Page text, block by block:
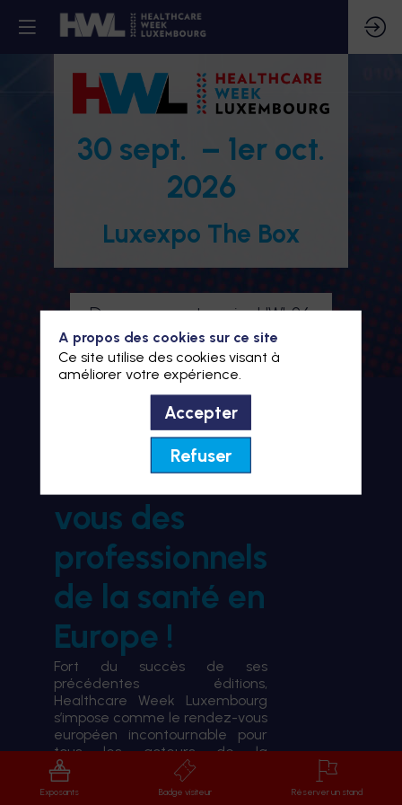
30 sept. – 1er oct.
2026
Luxexpo The Box
Devenez partenaire HWL26
Je m'inscris à HWL26
BIENVENUE À HWL26
le rendez-
vous des
professionnels
de la santé en
Europe !
Fort du succès de ses
précédentes éditions,
Healthcare Week Luxembourg
s’impose comme le rendez-vous
européen incontournable pour
tous les acteurs de la
transformation du système de
santé.
Exposants Badge visiteur Réserver un stand
A propos des cookies sur ce site
Ce site utilise des cookies visant à
améliorer votre expérience.
Accepter
Refuser